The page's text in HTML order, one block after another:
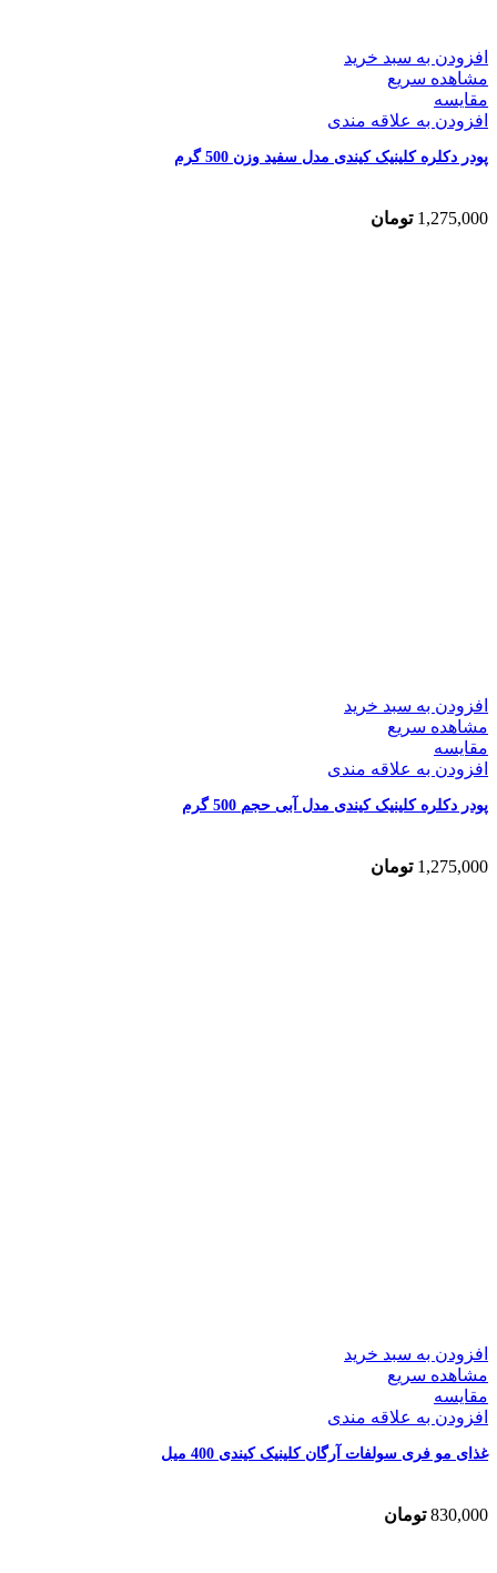
افزودن به سبد خرید
مشاهده سریع
مقایسه
افزودن به علاقه مندی
پودر دکلره کلینیک کیندی مدل سفید وزن 500 گرم
1,275,000 تومان
افزودن به سبد خرید
مشاهده سریع
مقایسه
افزودن به علاقه مندی
پودر دکلره کلینیک کیندی مدل آبی حجم 500 گرم
1,275,000 تومان
افزودن به سبد خرید
مشاهده سریع
مقایسه
افزودن به علاقه مندی
غذای مو فری سولفات آرگان کلینیک کیندی 400 میل
830,000 تومان